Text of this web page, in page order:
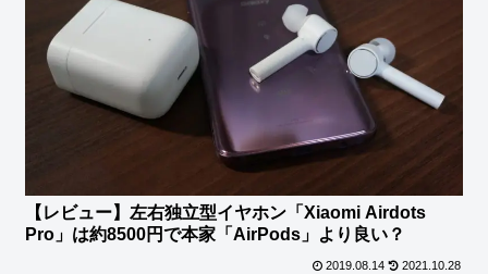
【レビュー】左右独立型イヤホン「Xiaomi Airdots
Pro」は約8500円で本家「AirPods」より良い？
2019.08.14 2021.10.28